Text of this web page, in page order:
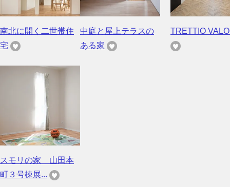
南北に開く二世帯住
宅
中庭と屋上テラスの
ある家
TRETTIO
スモリの家 山田本
町３号棟展...